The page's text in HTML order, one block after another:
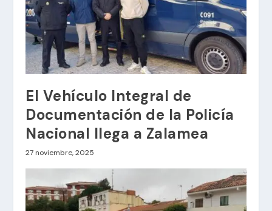
El Vehículo Integral de
Documentación de la Policía
Nacional llega a Zalamea
27 noviembre, 2025